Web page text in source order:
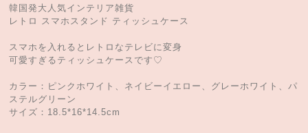
韓国発大人気インテリア雑貨
レトロ スマホスタンド ティッシュケース
スマホを入れるとレトロなテレビに変身
可愛すぎるティッシュケースです♡
カラー：ピンクホワイト、ネイビーイエロー、グレーホワイト、パ
ステルグリーン
サイズ：18.5*16*14.5cm